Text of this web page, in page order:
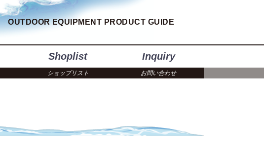
OUTDOOR EQUIPMENT PRODUCT GUIDE
Shoplist
ショップリスト
Inquiry
お問い合わせ